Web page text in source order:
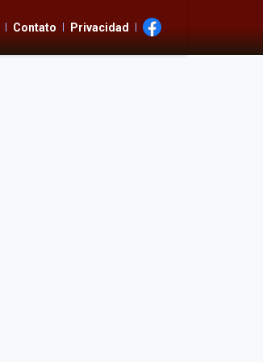
Contato Privacidad